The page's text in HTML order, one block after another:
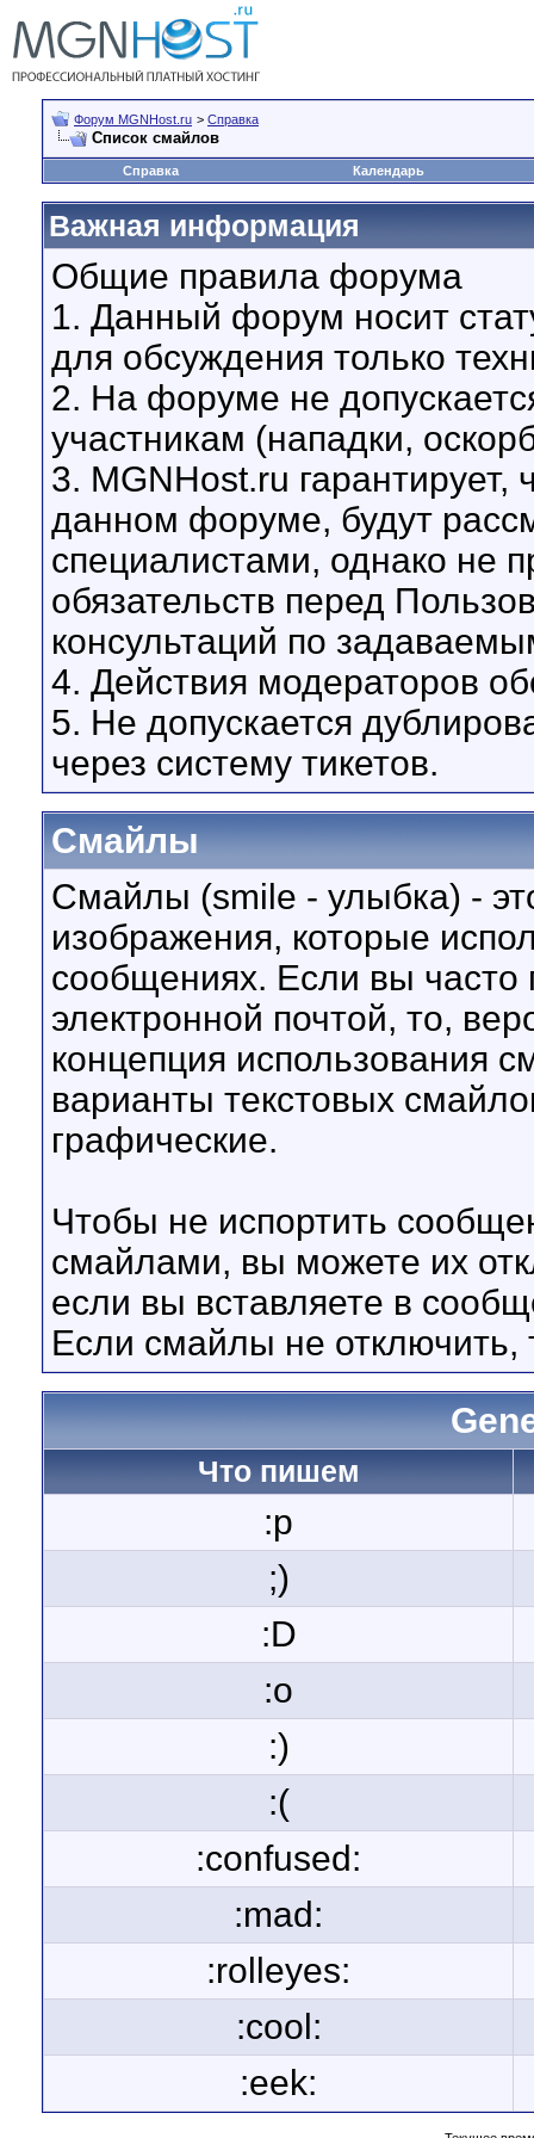
Форум MGNHost.ru > Справка
Список смайлов
Справка Календарь
Важная информация
Общие правила форума
1. Данный форум носит
для обсуждения только
2. На форуме не
участникам (нападки,
3. MGNHost.ru
данном форуме, будут
специалистами, однако не
обязательств перед
консультаций по
4. Действия модераторов
5. Не допускается
через систему тикетов.
Смайлы
Смайлы (smile - улыбка) -
изображения, которые
сообщениях. Если вы часто
электронной почтой, то,
концепция использования
варианты текстовых
графические.
Чтобы не испортить
смайлами, вы можете их
если вы вставляете в
Если смайлы не отключить,
Что пишем
:p
;)
:D
:o
:)
:(
:confused:
:mad:
:rolleyes:
:cool:
:eek: